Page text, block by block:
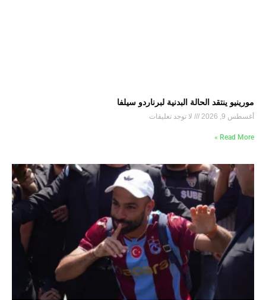
مورينيو ينتقد الحالة البدنية لبرناردو سيلفا
أغسطس 9, 2026 لا توجد تعليقات
Read More »